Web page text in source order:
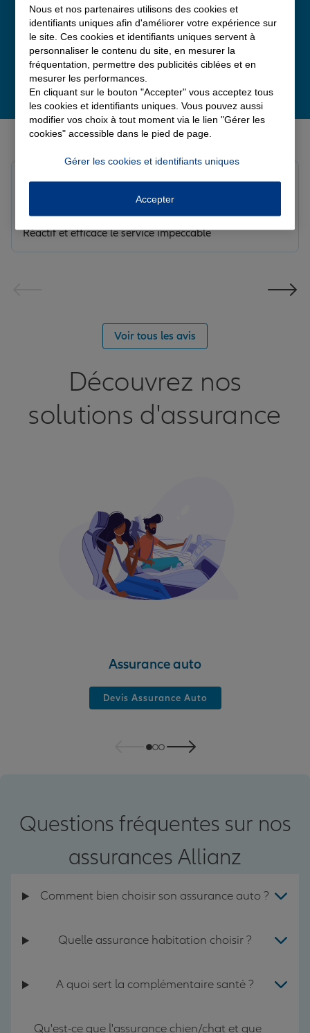
Derniers avis de nos agences Allianz
Le 07/08/2026 - Agence NANTERRE
Merci à Madi pour son écoute et ces conseils précieux.
Réactif et efficace le service impeccable
Yayaya M.
Voir tous les avis
Découvrez nos
solutions d'assurance
Assurance auto
Devis Assurance Auto
Questions fréquentes sur nos
assurances Allianz
Comment bien choisir son assurance auto ?
Quelle assurance habitation choisir ?
A quoi sert la complémentaire santé ?
Qu'est-ce que l'assurance chien/chat et que
Nous et nos partenaires utilisons des cookies et
identifiants uniques afin d'améliorer votre expérience sur
le site. Ces cookies et identifiants uniques servent à
personnaliser le contenu du site, en mesurer la
fréquentation, permettre des publicités ciblées et en
mesurer les performances.
En cliquant sur le bouton "Accepter" vous acceptez tous
les cookies et identifiants uniques. Vous pouvez aussi
modifier vos choix à tout moment via le lien "Gérer les
cookies" accessible dans le pied de page.
Gérer les cookies et identifiants uniques
Accepter